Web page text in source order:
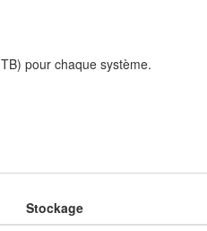
TB) pour chaque système.
Stockage